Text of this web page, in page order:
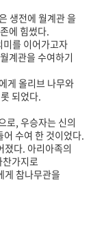
생전에 월계관 을
에 힘썼다.
를 이어가고자
계관을 수여하기
게 올리브 나무와
되었다.
로, 우승자는 신의
수여 한 것이었다.
졌다. 아리아족의
찬가지로
게 참나무관을